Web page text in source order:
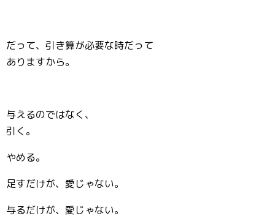
だって、引き算が必要な時だって
ありますから。
与えるのではなく、
引く。
やめる。
足すだけが、愛じゃない。
与るだけが、愛じゃない。